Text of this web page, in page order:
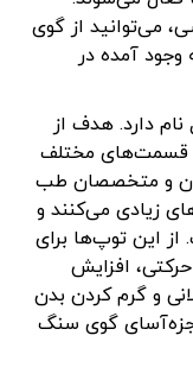
می‌توانید از گوی
آمده در
نام دارد. هدف از
قسمت‌های مختلف
و متخصصان طب
زیادی می‌کنند و
این توپ‌ها برای
افزایش
و گرم کردن بدن
گوی سنگ